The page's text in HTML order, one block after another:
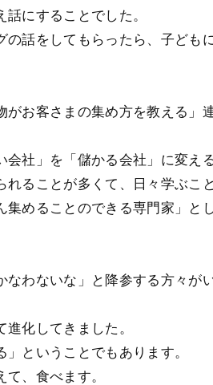
にすることでした。
話をしてもらったら、子ども
お客さまの集め方を教える」連
社」を「儲かる会社」に変え
ることが多くて、日々学ぶこ
めることのできる専門家」と
わないな」と降参する方々がい
化してきました。
ということでもあります。
、食べます。